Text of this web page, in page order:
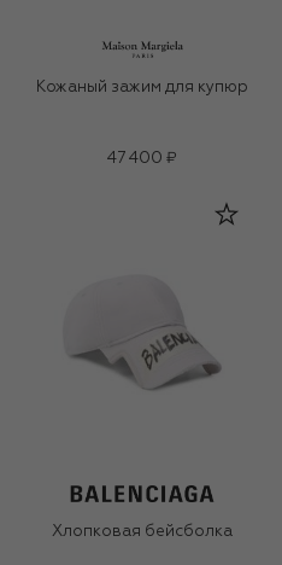
Кожаный зажим для купюр
47 400 ₽
Хлопковая бейсболка